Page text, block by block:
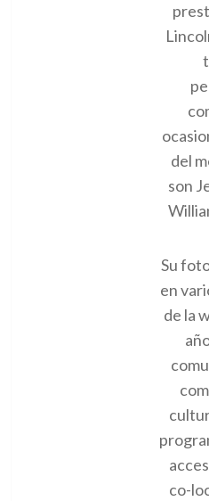
del
son
Su
en
de la
co-